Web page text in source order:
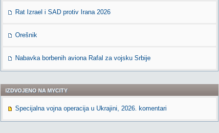
Rat Izrael i SAD protiv Irana 2026
Orešnik
Nabavka borbenih aviona Rafal za vojsku Srbije
IZDVOJENO NA MYCITY
Specijalna vojna operacija u Ukrajini, 2026. komentari